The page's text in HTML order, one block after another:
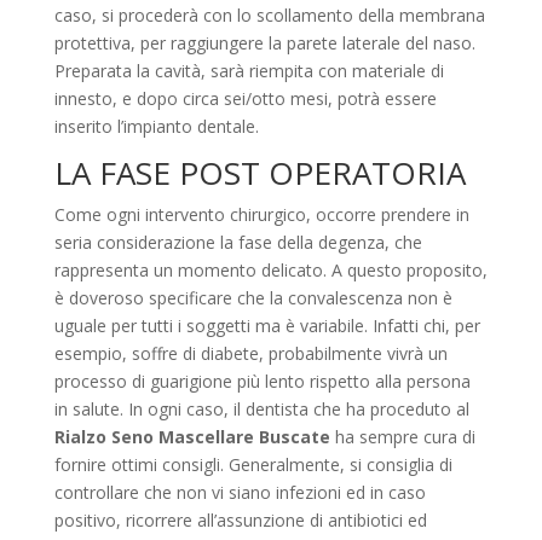
caso, si procederà con lo scollamento della membrana
protettiva, per raggiungere la parete laterale del naso.
Preparata la cavità, sarà riempita con materiale di
innesto, e dopo circa sei/otto mesi, potrà essere
inserito l’impianto dentale.
LA FASE POST OPERATORIA
Come ogni intervento chirurgico, occorre prendere in
seria considerazione la fase della degenza, che
rappresenta un momento delicato. A questo proposito,
è doveroso specificare che la convalescenza non è
uguale per tutti i soggetti ma è variabile. Infatti chi, per
esempio, soffre di diabete, probabilmente vivrà un
processo di guarigione più lento rispetto alla persona
in salute. In ogni caso, il dentista che ha proceduto al
Rialzo Seno Mascellare Buscate ha sempre cura di
fornire ottimi consigli. Generalmente, si consiglia di
controllare che non vi siano infezioni ed in caso
positivo, ricorrere all’assunzione di antibiotici ed